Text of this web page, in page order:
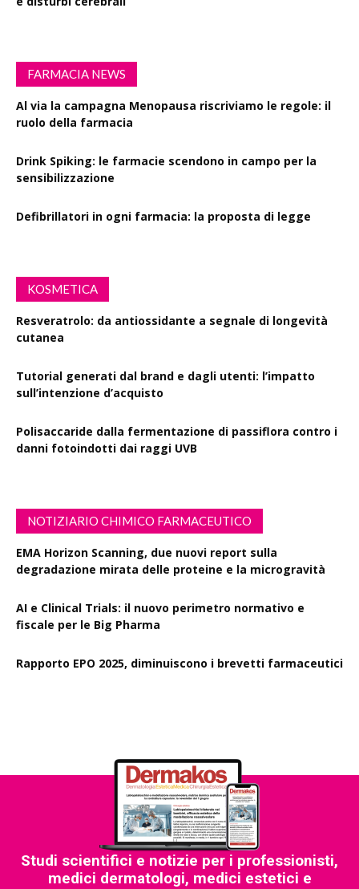
FARMACIA NEWS
Al via la campagna Menopausa riscriviamo le regole: il
ruolo della farmacia
Drink Spiking: le farmacie scendono in campo per la
sensibilizzazione
Defibrillatori in ogni farmacia: la proposta di legge
KOSMETICA
Resveratrolo: da antiossidante a segnale di longevità
cutanea
Tutorial generati dal brand e dagli utenti: l’impatto
sull’intenzione d’acquisto
Polisaccaride dalla fermentazione di passiflora contro i
danni fotoindotti dai raggi UVB
NOTIZIARIO CHIMICO FARMACEUTICO
EMA Horizon Scanning, due nuovi report sulla
degradazione mirata delle proteine e la microgravità
AI e Clinical Trials: il nuovo perimetro normativo e
fiscale per le Big Pharma
Rapporto EPO 2025, diminuiscono i brevetti farmaceutici
Studi scientifici e notizie per i professionisti,
medici dermatologi, medici estetici e